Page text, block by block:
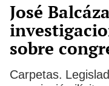
José
sobre
Carpetas.